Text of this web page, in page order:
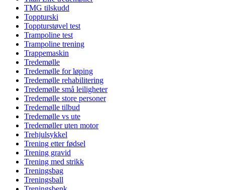
TMG tilskudd
Toppturski
Toppturstøvel test
Trampoline test
Trampoline trening
Trappemaskin
Tredemølle
Tredemølle for løping
Tredemølle rehabilitering
Tredemølle små leiligheter
Tredemølle store personer
Tredemølle tilbud
Tredemølle vs ute
Tredemøller uten motor
Trehjulsykkel
Trening etter fødsel
Trening gravid
Trening med strikk
Treningsbag
Treningsball